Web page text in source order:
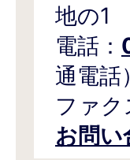
地の1
電話：
通電話）
ファク
お問い